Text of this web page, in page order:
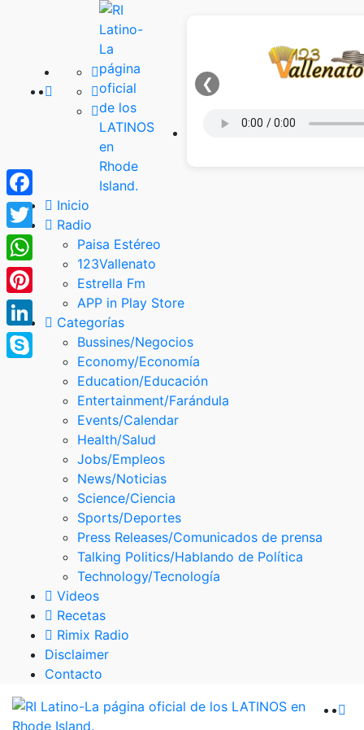
❮
Inicio
Radio
Paisa Estéreo
123Vallenato
Estrella Fm
APP in Play Store
Categorías
Bussines/Negocios
Economy/Economía
Education/Educación
Entertainment/Farándula
Events/Calendar
Health/Salud
Jobs/Empleos
News/Noticias
Science/Ciencia
Sports/Deportes
Press Releases/Comunicados de prensa
Talking Politics/Hablando de Política
Technology/Tecnología
Videos
Recetas
Rimix Radio
Disclaimer
Contacto
Facebook
Twitter
WhatsApp
Pinterest
LinkedIn